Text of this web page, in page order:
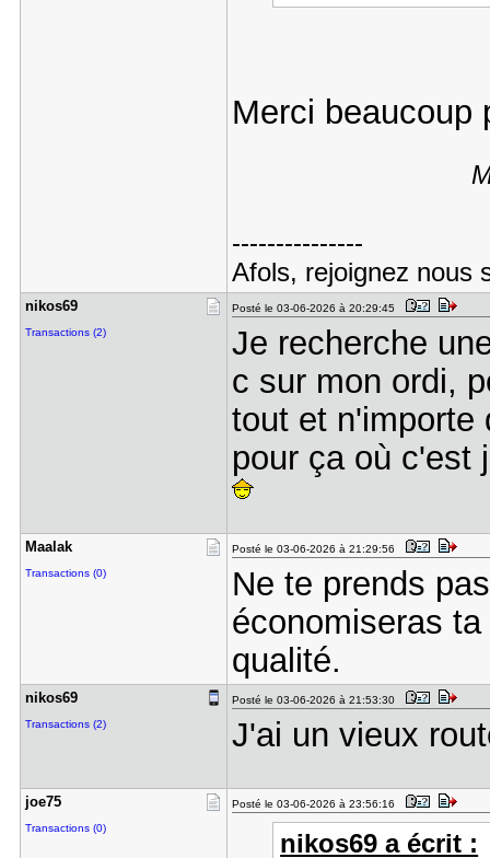
Merci beaucoup
---------------
Afols, rejoignez nous
nikos69
Transactions (2)
Posté le 03-06-2026 à 20:29:45
Je recherche
c sur mon ordi,
tout et n'importe
pour ça où
Maalak
Transactions (0)
Posté le 03-06-2026 à 21:29:56
Ne te prends
économiseras
qualité.
nikos69
Transactions (2)
Posté le 03-06-2026 à 21:53:30
J'ai un vieux
joe75
Transactions (0)
Posté le 03-06-2026 à 23:56:16
nikos69 a écrit :